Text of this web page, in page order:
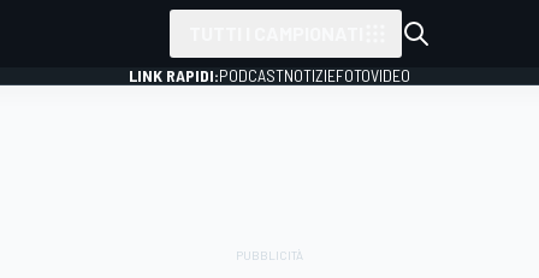
LINK RAPIDI:PODCASTNOTIZIEFOTOVIDEO